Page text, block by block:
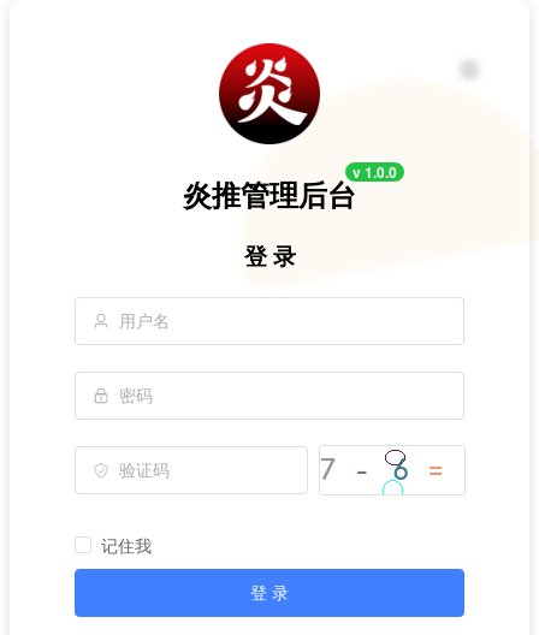
炎推管理后台
v 1.0.0
登 录
记住我
登 录